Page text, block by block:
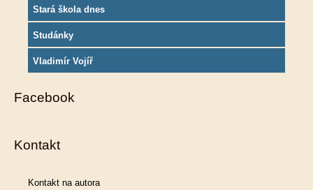
Stará škola dnes
Studánky
Vladimír Vojíř
Facebook
Kontakt
Kontakt na autora